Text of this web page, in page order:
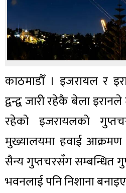
काठमाडौँ । इजरायल र
द्वन्द्व जारी रहेकै बेला
रहेको इजरायलको
मुख्यालयमा हवाई
सैन्य गुप्तचरसँग सम्बन्धित
भवनलाई पनि निशाना